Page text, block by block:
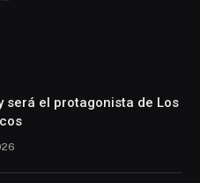
será el protagonista de Los